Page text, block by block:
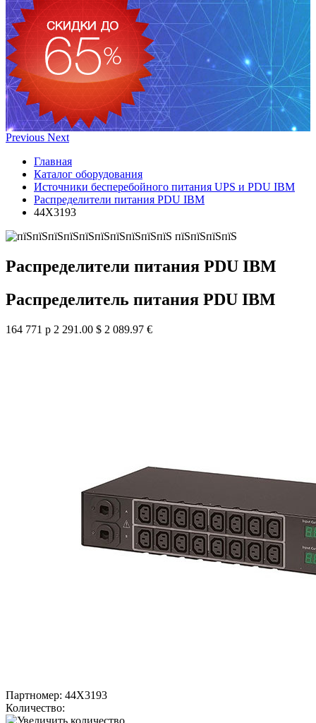
Previous Next
Главная
Каталог оборудования
Источники бесперебойного питания UPS и PDU IBM
Распределители питания PDU IBM
44X3193
Распределители питания PDU IBM
Распределитель питания PDU IBM
164 771 р 2 291.00 $ 2 089.97 €
Партномер: 44X3193
Количество: